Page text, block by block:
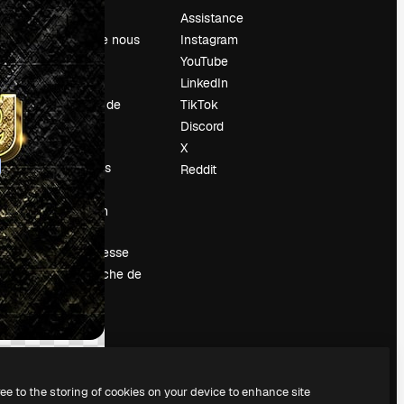
Prix
À propos de nous
Avis
Carrières
Tendances de
recherche
Blog
Événements
Slidesgo
Vendre mon
contenu
Salle de presse
À la recherche de
magnific.ai
Assistance
Instagram
YouTube
LinkedIn
TikTok
Discord
X
Reddit
to the storing of cookies on your device to enhance site